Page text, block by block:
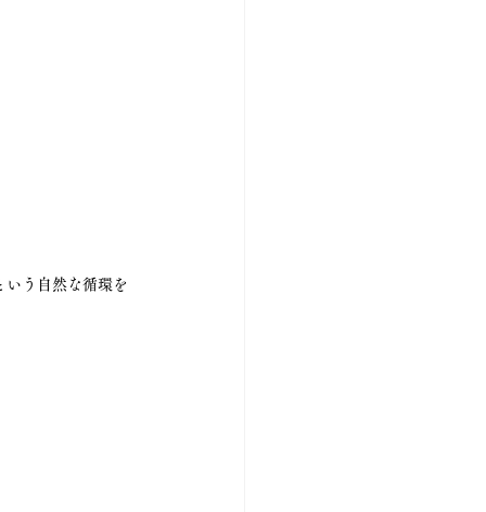
いう自然な循環を